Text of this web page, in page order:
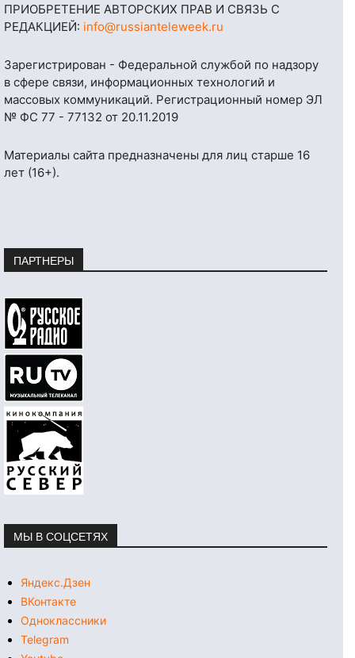
ПРИОБРЕТЕНИЕ АВТОРСКИХ ПРАВ И СВЯЗЬ С
РЕДАКЦИЕЙ: info@russianteleweek.ru
Зарегистрирован - Федеральной службой по надзору
в сфере связи, информационных технологий и
массовых коммуникаций. Регистрационный номер ЭЛ
№ ФС 77 - 77132 от 20.11.2019
Материалы сайта предназначены для лиц старше 16
лет (16+).
ПАРТНЕРЫ
МЫ В СОЦСЕТЯХ
Яндекс.Дзен
ВКонтакте
Одноклассники
Telegram